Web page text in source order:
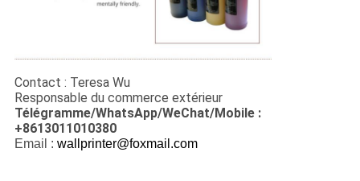
Contact : Teresa Wu
Responsable du commerce extérieur
Télégramme/WhatsApp/WeChat/Mobile :
+8613011010380
Email : wallprinter@foxmail.com